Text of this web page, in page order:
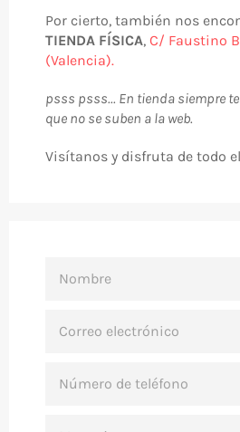
Por cierto, también nos
TIENDA FÍSICA, C/ Faustino
(Valencia).
psss psss... En tienda siempre
que no se suben a la web.
Visítanos y disfruta de todo
ELECTRÓNICO